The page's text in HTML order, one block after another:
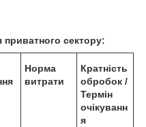
сектору:
Норма
витрати
Кратність
обробок /
Термін
очікуванн
я